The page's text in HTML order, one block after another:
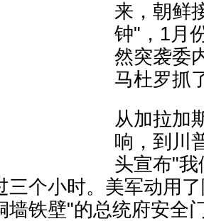
来，朝鲜
钟"，1月
然突袭委
马杜罗抓
从加拉加
响，到川
头宣布"
三个小时。美军动用
墙铁壁"的总统府安全